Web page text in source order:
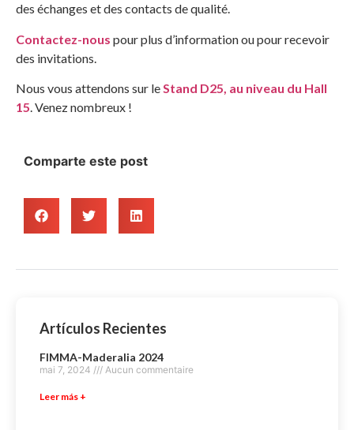
des échanges et des contacts de qualité.
Contactez-nous pour plus d’information ou pour recevoir
des invitations.
Nous vous attendons sur leStand D25, au niveau du Hall
15. Venez nombreux !
Comparte este post
Artículos Recientes
FIMMA-Maderalia 2024
mai 7, 2024 Aucun commentaire
Leer más +